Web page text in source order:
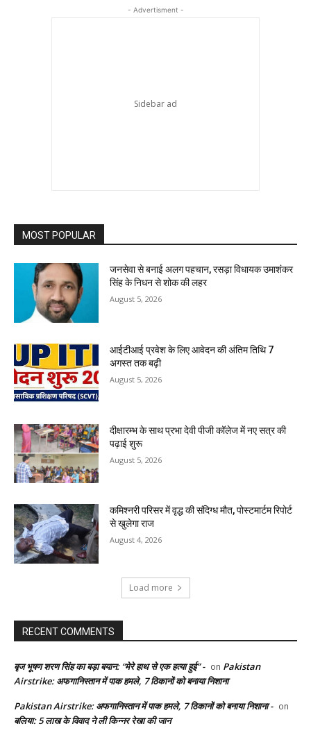
- Advertisment -
MOST POPULAR
जनसेवा से बनाई अलग पहचान, रसड़ा विधायक उमाशंकर
सिंह के निधन से शोक की लहर
August 5, 2026
आईटीआई प्रवेश के लिए आवेदन की अंतिम तिथि 7
अगस्त तक बढ़ी
August 5, 2026
दीक्षारम्भ के साथ प्रभा देवी पीजी कॉलेज में नए सत्र की
पढ़ाई शुरू
August 5, 2026
कमिश्नरी परिसर में वृद्ध की संदिग्ध मौत, पोस्टमार्टम रिपोर्ट
से खुलेगा राज
August 4, 2026
Load more
RECENT COMMENTS
बृज भूषण शरण सिंह का बड़ा बयान: “मेरे हाथ से एक हत्या हुई” - on Pakistan
Airstrike: अफगानिस्तान में पाक हमले, 7 ठिकानों को बनाया निशाना
Pakistan Airstrike: अफगानिस्तान में पाक हमले, 7 ठिकानों को बनाया निशाना - on
बलिया: 5 लाख के विवाद ने ली किन्नर रेखा की जान